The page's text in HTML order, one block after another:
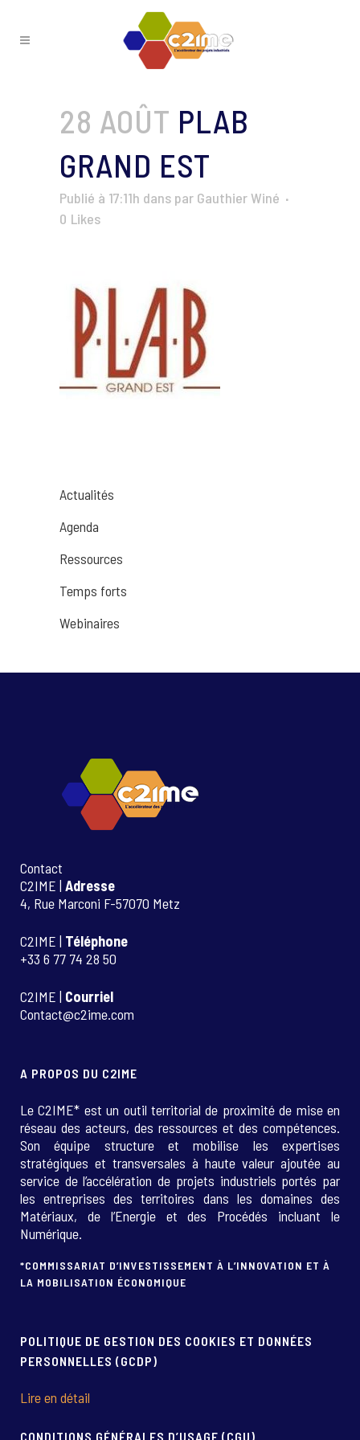
28 AOÛT PLAB
GRAND EST
Publié à 17:11h dans par Gauthier Winé
0 Likes
Actualités
Agenda
Ressources
Temps forts
Webinaires
Contact
C2IME | Adresse
4, Rue Marconi F-57070 Metz
C2IME | Téléphone
+33 6 77 74 28 50
C2IME | Courriel
Contact@c2ime.com
A PROPOS DU C2IME
Le C2IME* est un outil territorial de proximité de mise en
réseau des acteurs, des ressources et des compétences.
Son équipe structure et mobilise les expertises
stratégiques et transversales à haute valeur ajoutée au
service de l’accélération de projets industriels portés par
les entreprises des territoires dans les domaines des
Matériaux, de l’Energie et des Procédés incluant le
Numérique.
*COMMISSARIAT D’INVESTISSEMENT À L’INNOVATION ET À
LA MOBILISATION ÉCONOMIQUE
POLITIQUE DE GESTION DES COOKIES ET DONNÉES
PERSONNELLES (GCDP)
Lire en détail
CONDITIONS GÉNÉRALES D’USAGE (CGU)